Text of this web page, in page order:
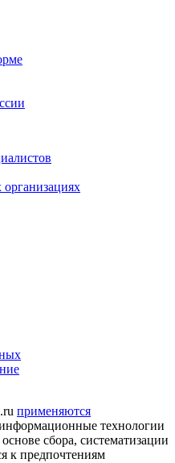
применяются
технологии
сбора, систематизации
к предпочтениям